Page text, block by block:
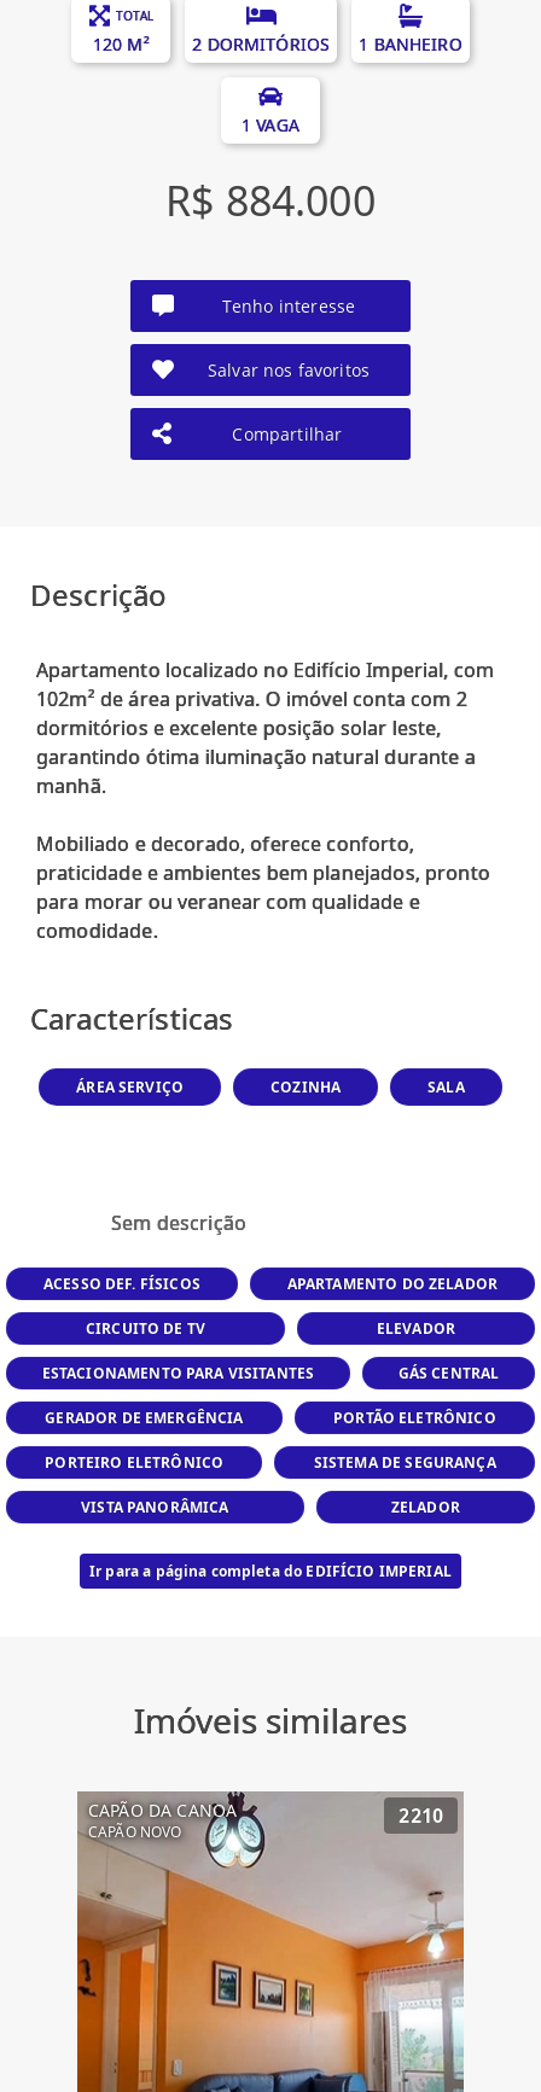
TOTAL
120 M² 2 DORMITÓRIOS 1 BANHEIRO
1 VAGA
R$ 884.000
Tenho interesse
Salvar nos favoritos
Compartilhar
Descrição
Apartamento localizado no Edifício Imperial, com
102m² de área privativa. O imóvel conta com 2
dormitórios e excelente posição solar leste,
garantindo ótima iluminação natural durante a
manhã.
Mobiliado e decorado, oferece conforto,
praticidade e ambientes bem planejados, pronto
para morar ou veranear com qualidade e
comodidade.
Características
ÁREA SERVIÇO COZINHA SALA
Sem descrição
ACESSO DEF. FÍSICOS APARTAMENTO DO ZELADOR
CIRCUITO DE TV ELEVADOR
ESTACIONAMENTO PARA VISITANTES GÁS CENTRAL
GERADOR DE EMERGÊNCIA PORTÃO ELETRÔNICO
PORTEIRO ELETRÔNICO SISTEMA DE SEGURANÇA
VISTA PANORÂMICA ZELADOR
Ir para a página completa do EDIFÍCIO IMPERIAL
Imóveis similares
CAPÃO DA CANOA
CAPÃO NOVO
2210